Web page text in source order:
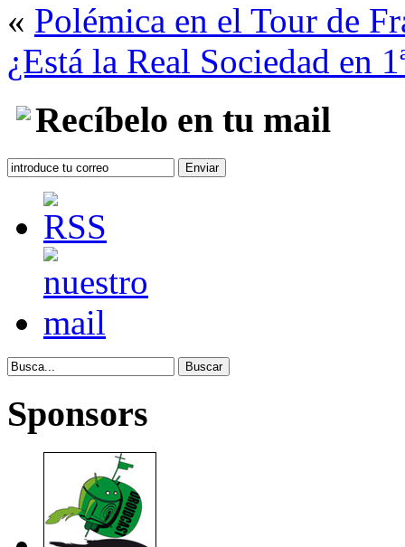
« Polémica en el Tour de
¿Está la Real Sociedad en
Recíbelo en tu mail
Sponsors